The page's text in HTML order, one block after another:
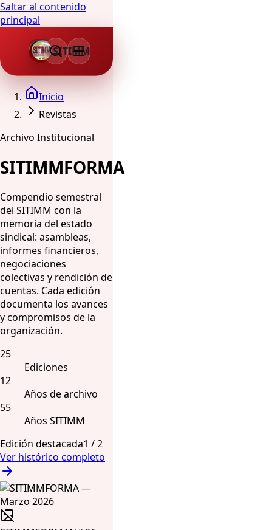
Saltar al contenido
principal
SITIMM
Inicio
Revistas
Archivo Institucional
SITIMMFORMA
Compendio semestral
del SITIMM con la
memoria del estado
sindical: asambleas,
informes financieros,
negociaciones
colectivas y rendición de
cuentas. Cada edición
documenta los avances
y compromisos de la
organización.
25
Ediciones
12
Años de archivo
55
Años SITIMM
Edición destacada1 /2
Ver histórico completo